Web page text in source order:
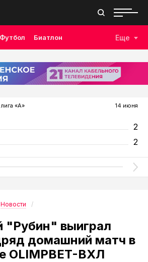
Футбол Биатлон
Плавание Дзюдо
Бокс
Еще
«А» 14 июня
2
2
Новости
"Рубин" выиграл
домашний матч в
OLIMPBET-ВХЛ